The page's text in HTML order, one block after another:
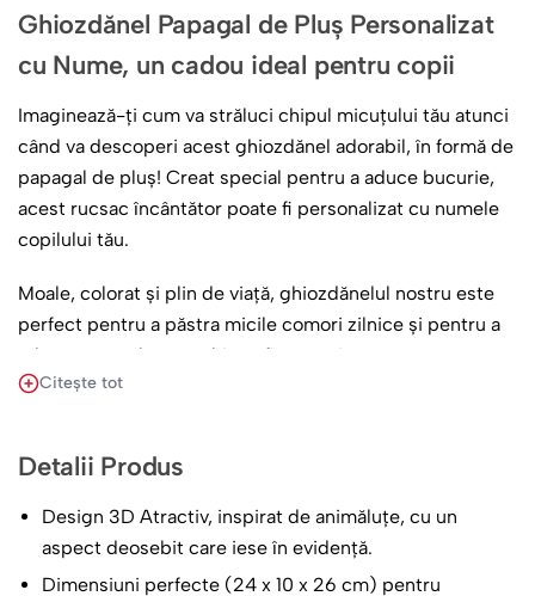
Ghiozdănel Papagal de Pluș Personalizat
cu Nume, un cadou ideal pentru copii
Imaginează-ți cum va străluci chipul micuțului tău atunci
când va descoperi acest ghiozdănel adorabil, în formă de
papagal de pluș! Creat special pentru a aduce bucurie,
acest rucsac încântător poate fi personalizat cu numele
copilului tău.
Moale, colorat și plin de viață, ghiozdănelul nostru este
perfect pentru a păstra micile comori zilnice și pentru a
aduce un zâmbet pe chip în fiecare zi.
Citește tot
Detalii Produs
Design 3D Atractiv, inspirat de animăluțe, cu un
aspect deosebit care iese în evidență.
Dimensiuni perfecte (24 x 10 x 26 cm) pentru